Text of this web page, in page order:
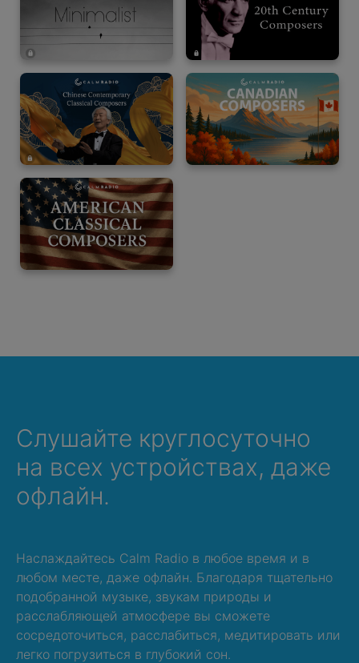
Слушайте круглосуточно
на всех устройствах, даже
офлайн.
Наслаждайтесь Calm Radio в любое время и в
любом месте, даже офлайн. Благодаря тщательно
подобранной музыке, звукам природы и
расслабляющей атмосфере вы сможете
сосредоточиться, расслабиться, медитировать или
легко погрузиться в глубокий сон.